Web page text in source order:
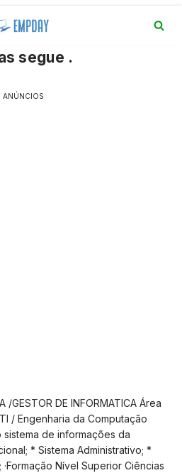
segue .
ANÚNCIOS
/GESTOR DE INFORMATICA Área
/ Engenharia da Computação
de informações da
* Sistema Administrativo; *
Nível Superior Ciências